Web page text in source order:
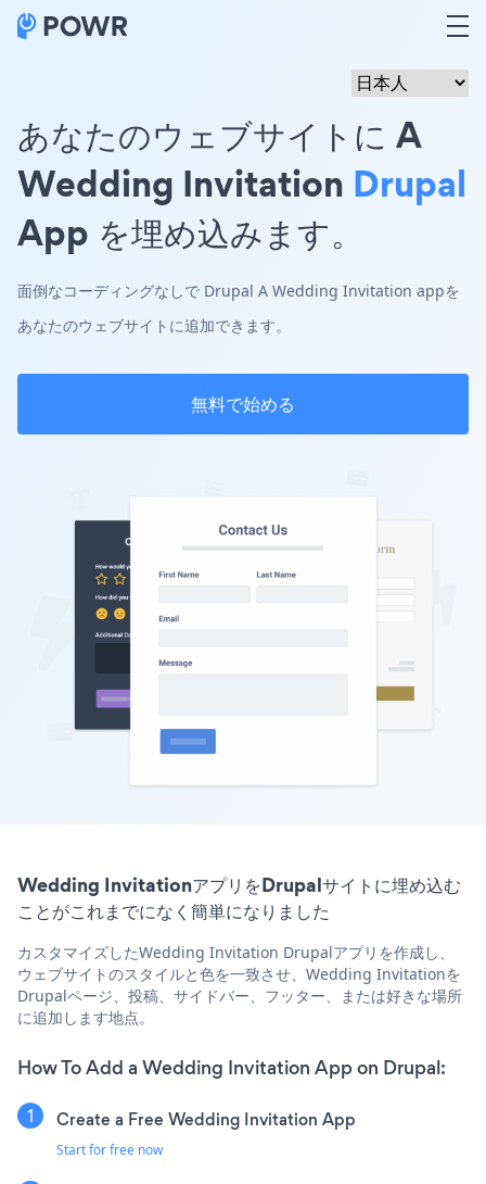
あなたのウェブサイトに A
Wedding Invitation Drupal
App を埋め込みます。
面倒なコーディングなしで Drupal A Wedding Invitation appを
あなたのウェブサイトに追加できます。
無料で始める
Wedding InvitationアプリをDrupalサイトに埋め込む
ことがこれまでになく簡単になりました
カスタマイズしたWedding Invitation Drupalアプリを作成し、
ウェブサイトのスタイルと色を一致させ、Wedding Invitationを
Drupalページ、投稿、サイドバー、フッター、または好きな場所
に追加します地点。
How To Add a Wedding Invitation App on Drupal:
Create a Free Wedding Invitation App
Start for free now